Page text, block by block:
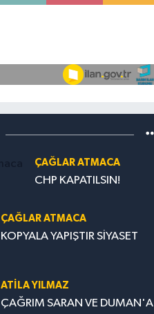
ÇAĞLAR ATMACA
CHP KAPATILSIN!
ÇAĞLAR ATMACA
KOPYALA YAPIŞTIR SİYASET
ATILA YILMAZ
ÇAĞRIM SARAN VE DUMAN'A